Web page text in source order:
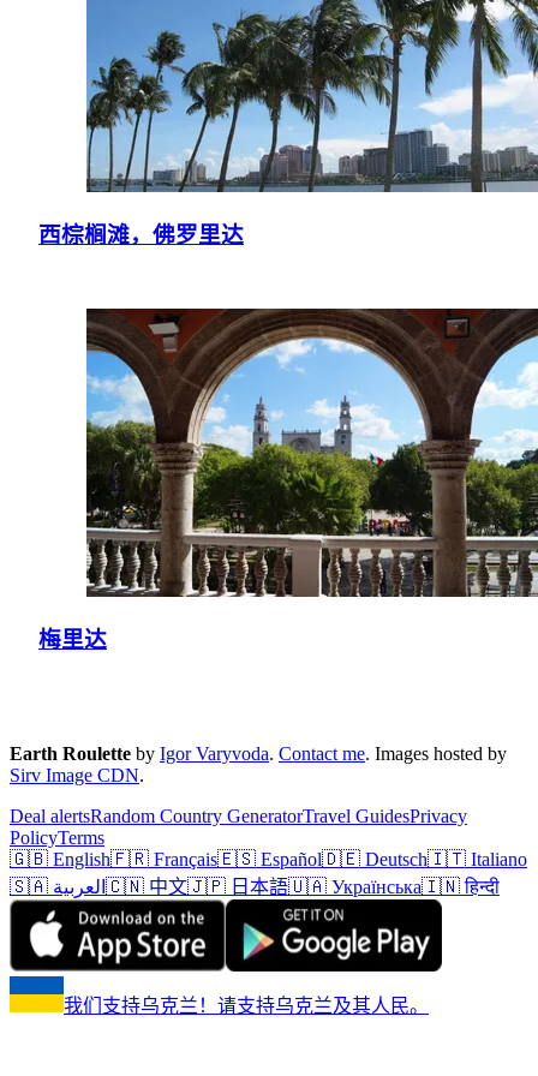
西棕榈滩，佛罗里达
梅里达
Earth Roulette by Igor Varyvoda. Contact me. Images hosted by
Sirv Image CDN.
Deal alertsRandom Country GeneratorTravel GuidesPrivacy
PolicyTerms
🇬🇧 English🇫🇷 Français🇪🇸 Español🇩🇪 Deutsch🇮🇹 Italiano
🇸🇦 العربية 🇨🇳 中文🇯🇵 日本語🇺🇦 Українська🇮🇳 हिन्दी
我们支持乌克兰！请支持乌克兰及其人民。